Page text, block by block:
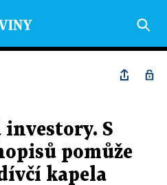
investory. S
pomůže
kapela